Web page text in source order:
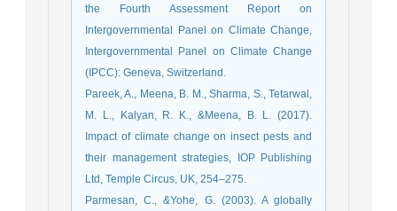
the Fourth Assessment Report on
Intergovernmental Panel on Climate Change,
Intergovernmental Panel on Climate Change
(IPCC): Geneva, Switzerland.
Pareek, A., Meena, B. M., Sharma, S., Tetarwal,
M. L., Kalyan, R. K., &Meena, B. L. (2017).
Impact of climate change on insect pests and
their management strategies, IOP Publishing
Ltd, Temple Circus, UK, 254–275.
Parmesan, C., &Yohe, G. (2003). A globally